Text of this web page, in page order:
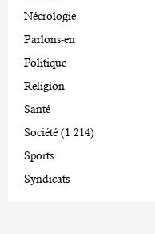
Nécrologie
Parlons-en
Politique
Religion
Santé
Société (1 214)
Sports
Syndicats